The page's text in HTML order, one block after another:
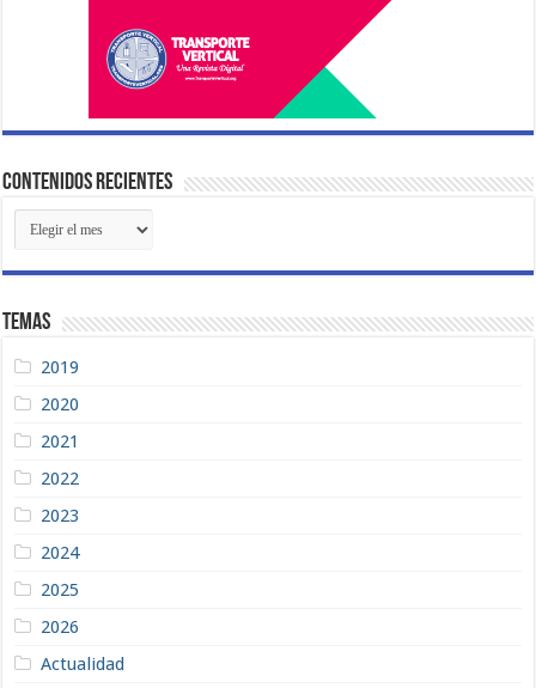
Contenidos Recientes
Contenidos
Recientes
Temas
2019
2020
2021
2022
2023
2024
2025
2026
Actualidad